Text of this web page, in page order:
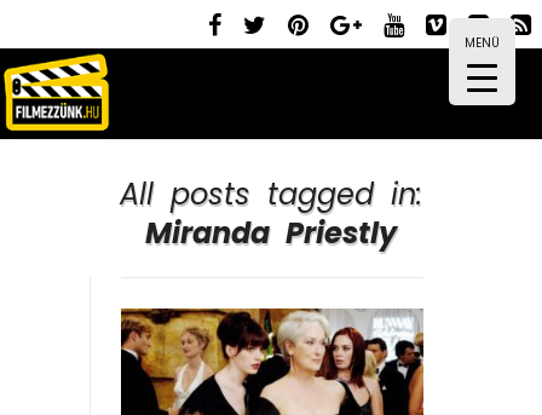
MENÜ
All posts tagged in:
Miranda Priestly